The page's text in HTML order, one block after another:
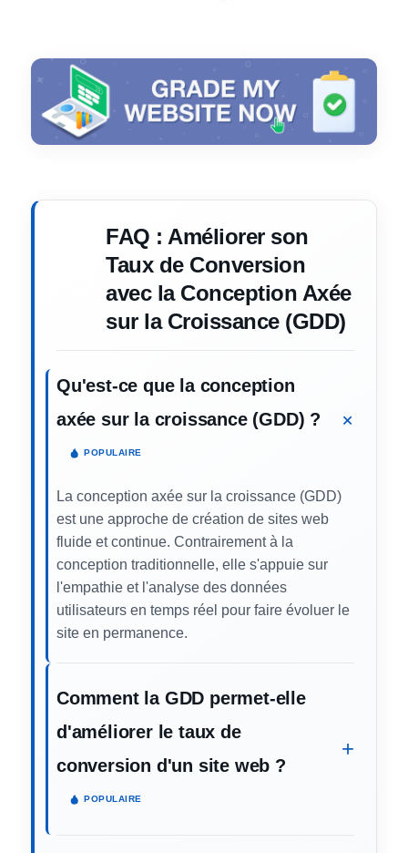
FAQ : Améliorer son
Taux de Conversion
avec la Conception Axée
sur la Croissance (GDD)
Qu'est-ce que la conception
axée sur la croissance (GDD) ?
POPULAIRE
La conception axée sur la croissance (GDD)
est une approche de création de sites web
fluide et continue. Contrairement à la
conception traditionnelle, elle s'appuie sur
l'empathie et l'analyse des données
utilisateurs en temps réel pour faire évoluer le
site en permanence.
Comment la GDD permet-elle
d'améliorer le taux de
conversion d'un site web ?
POPULAIRE